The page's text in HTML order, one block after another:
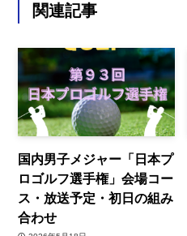
関連記事
国内男子メジャー「日本プ
ロゴルフ選手権」会場コー
ス・放送予定・初日の組み
合わせ